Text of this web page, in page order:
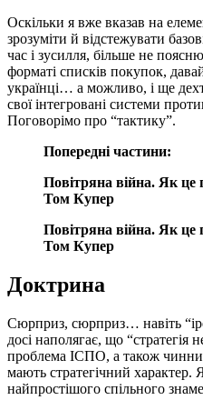
Оскільки я вже вказав на
зрозуміти й відстежувати
час і зусилля, більше не
форматі списків покупок,
українці… а можливо, і ще
свої інтегровані системи
Поговорімо про “тактику”.
Попередні частини:
Повітряна війна. Як
Том Купер
Повітряна війна. Як
Том Купер
Доктрина
Сюрприз, сюрприз… навіть
досі наполягає, що “стратегія
проблема ІСПО, а також
мають стратегічний характер.
найпростішого спільного